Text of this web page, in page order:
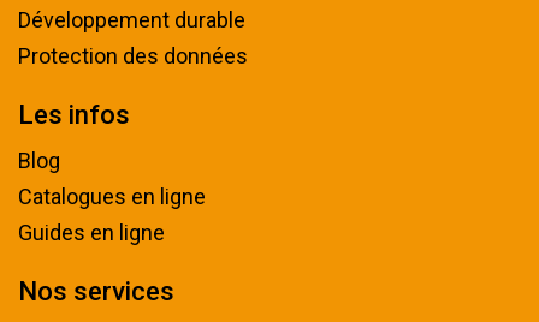
Développement durable
Protection des données
Les infos
Blog
Catalogues en ligne
Guides en ligne
Nos services